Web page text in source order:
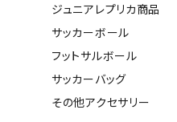
ジュニアレプリカ商品
サッカーボール
フットサルボール
サッカーバッグ
その他アクセサリー